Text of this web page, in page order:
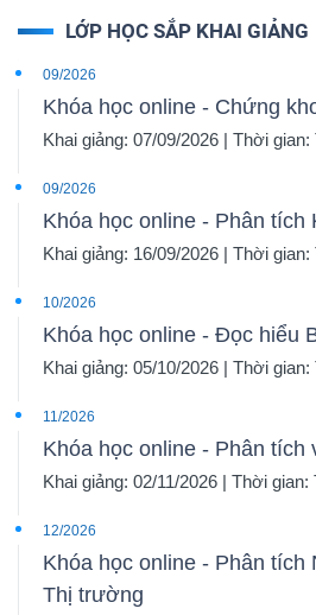
LỚP HỌC SẮP KHAI GIẢNG
09/2026
Khóa học online - Chứng
Khai giảng: 07/09/2026 | Thời gian:
09/2026
Khóa học online - Phân tích
Khai giảng: 16/09/2026 | Thời gian:
10/2026
Khóa học online - Đọc hiểu
Khai giảng: 05/10/2026 | Thời gian:
11/2026
Khóa học online - Phân tích
Khai giảng: 02/11/2026 | Thời gian:
12/2026
Khóa học online - Phân tích
Thị trường